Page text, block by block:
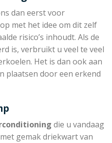
dan eerst voor
met het idee om dit zelf
risico’s inhoudt. Als de
is, verbruikt u veel te veel
Het is dan ook aan
plaatsen door een erkend
die u vandaag
gemak driekwart van